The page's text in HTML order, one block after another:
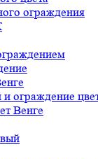
ограждения
ограждение
Венге